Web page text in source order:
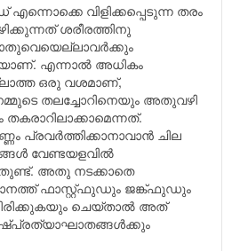
വിളിക്കപ്പെടുന്ന തരം
ശരീരത്തിനു
എന്നാല്‍ അധികം
ഒരു വശമാണ്,
തലച്ചോറിനെയും അതുവഴി
പ്രവര്‍ത്തിക്കാനാവാന്‍ ചില
വേണ്ടയളവില്‍
അതു നടക്കാതെ
ഫാസ്റ്റ്ഫുഡും ജങ്ക്ഫുഡും
ചെയ്‌താല്‍ അത്